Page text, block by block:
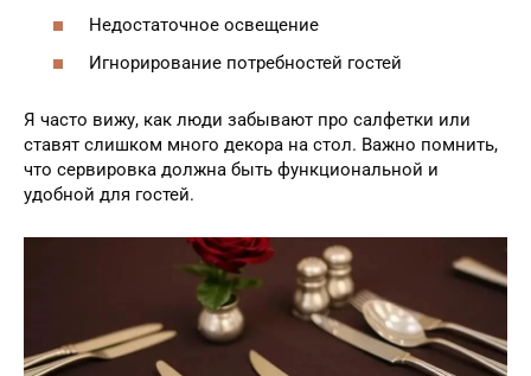
Недостаточное освещение
Игнорирование потребностей гостей
Я часто вижу, как люди забывают про салфетки или
ставят слишком много декора на стол. Важно помнить,
что сервировка должна быть функциональной и
удобной для гостей.